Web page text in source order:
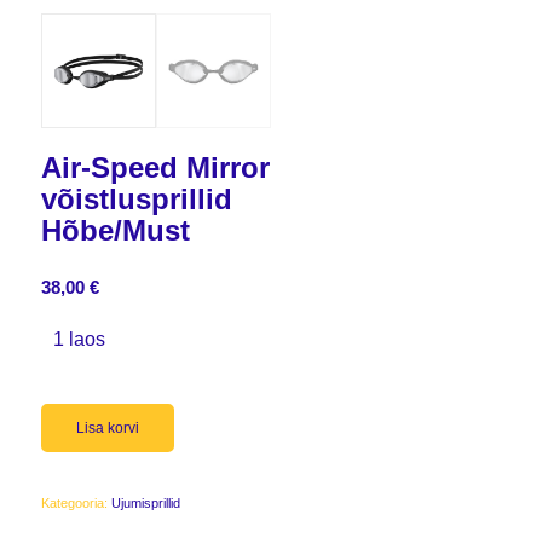
Air-Speed Mirror
võistlusprillid
Hõbe/Must
38,00 €
1 laos
Lisa korvi
Kategooria: Ujumisprillid